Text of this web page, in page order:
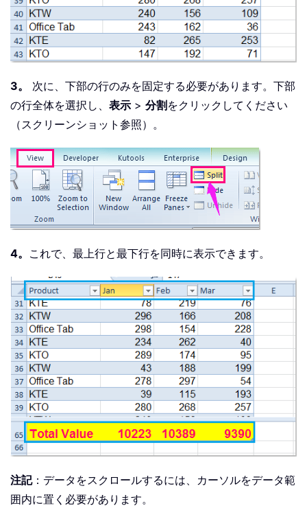
3。
次に、下部の行のみを固定する必要があります。下部
の行全体を選択し、 表示 > 分割をクリックしてください
（スクリーンショット参照）。
4。 これで、最上行と最下行を同時に表示できます。
注記：データをスクロールするには、カーソルをデータ範
囲内に置く必要があります。